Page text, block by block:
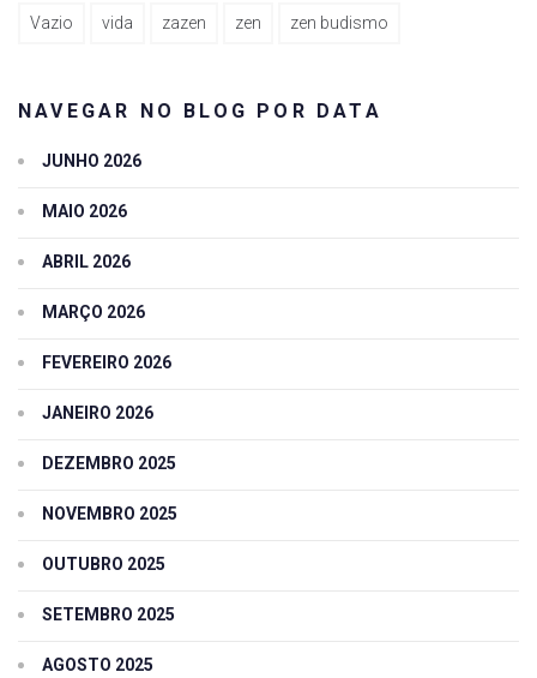
Vazio vida zazen zen zen budismo
NAVEGAR NO BLOG POR DATA
JUNHO 2026
MAIO 2026
ABRIL 2026
MARÇO 2026
FEVEREIRO 2026
JANEIRO 2026
DEZEMBRO 2025
NOVEMBRO 2025
OUTUBRO 2025
SETEMBRO 2025
AGOSTO 2025